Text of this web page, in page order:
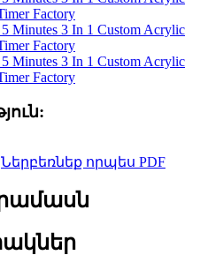
Ներբեռնեք որպես PDF